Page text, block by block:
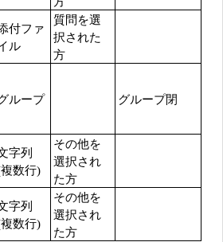
付ファ
ル
質問を選
択された
方
ループ グループ閉
字列
数行)
その他を
選択され
た方
字列
数行)
その他を
選択され
た方